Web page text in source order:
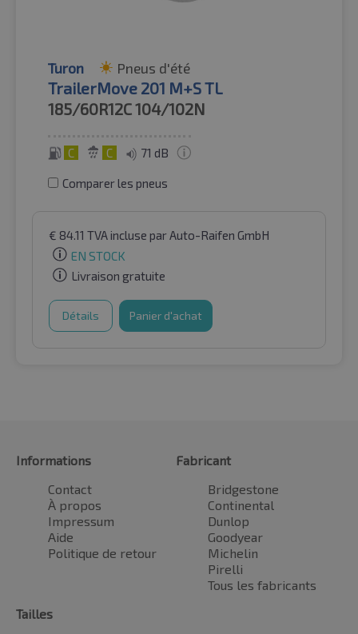
Turon Pneus d'été
TrailerMove 201 M+S TL
185/60R12C104/102N
C C 71 dB
Comparer les pneus
€ 84.11 TVA incluse par Auto-Raifen GmbH
EN STOCK
Livraison gratuite
Détails Panier d'achat
Informations
Contact
À propos
Impressum
Aide
Politique de retour
Fabricant
Bridgestone
Continental
Dunlop
Goodyear
Michelin
Pirelli
Tous les fabricants
Tailles